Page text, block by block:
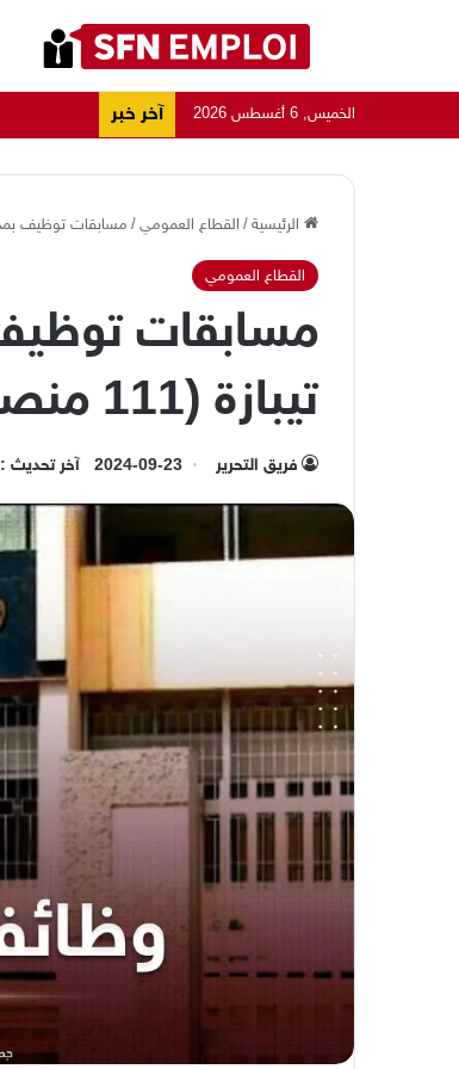
الخميس, 6 أغسطس 2026 آخر خبر
الرئيسية/ القطاع العمومي/ مسابقات توظيف بمديرية
القطاع العمومي
مسابقات توظيف
تيبازة (111 منصب )
فريق التحرير 2024-09-23 آخر تحديث : 2024-09-23